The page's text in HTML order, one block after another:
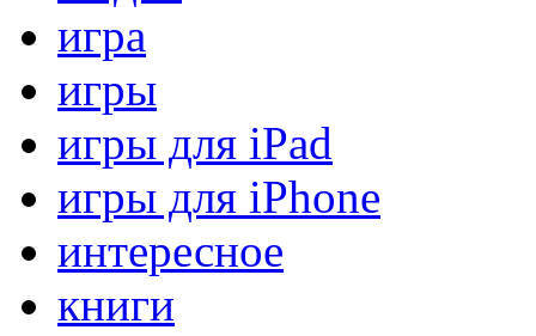
игра
игры
игры для iPad
игры для iPhone
интересное
книги